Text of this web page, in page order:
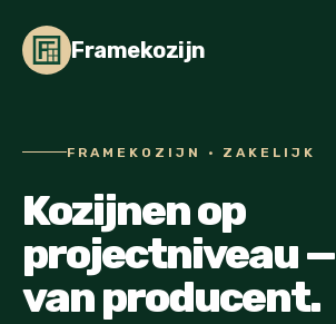
Framekozijn
FRAMEKOZIJN · ZAKELIJK
Kozijnen op
projectniveau —
van producent.